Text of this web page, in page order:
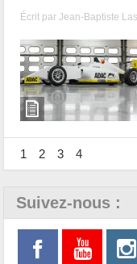
Écrit parJean-Baptiste
1 2 3 4
Suivez-nous :